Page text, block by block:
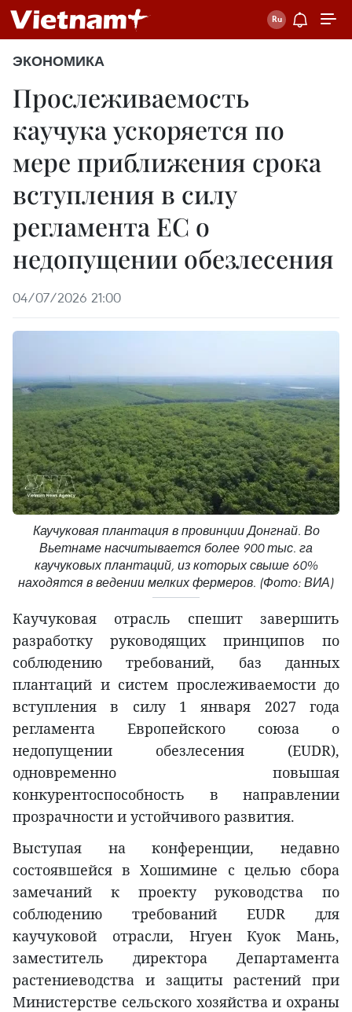
ЭКОНОМИКА
Прослеживаемость
каучука ускоряется по
мере приближения срока
вступления в силу
регламента ЕС о
недопущении обезлесения
04/07/2026 21:00
Каучуковая плантация в провинции Донгнай. Во
Вьетнаме насчитывается более 900 тыс. га
каучуковых плантаций, из которых свыше 60%
находятся в ведении мелких фермеров. (Фото: ВИА)
Каучуковая отрасль спешит завершить
разработку руководящих принципов по
соблюдению требований, баз данных
плантаций и систем прослеживаемости до
вступления в силу 1 января 2027 года
регламента Европейского союза о
недопущении обезлесения (EUDR),
одновременно повышая
конкурентоспособность в направлении
прозрачности и устойчивого развития.
Выступая на конференции, недавно
состоявшейся в Хошимине с целью сбора
замечаний к проекту руководства по
соблюдению требований EUDR для
каучуковой отрасли, Нгуен Куок Мань,
заместитель директора Департамента
растениеводства и защиты растений при
Министерстве сельского хозяйства и охраны